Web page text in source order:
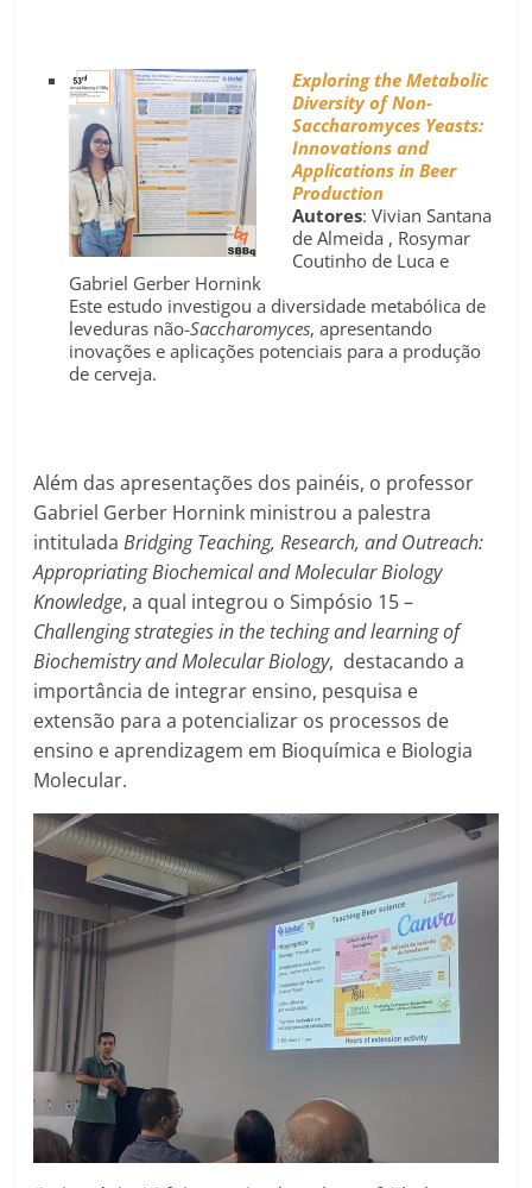
Exploring the Metabolic
Diversity of Non-
Saccharomyces Yeasts:
Innovations and
Applications in Beer
Production
Autores: Vivian Santana
de Almeida , Rosymar
Coutinho de Luca e
Gabriel Gerber Hornink
Este estudo investigou a diversidade metabólica de
leveduras não-Saccharomyces, apresentando
inovações e aplicações potenciais para a produção
de cerveja.
Além das apresentações dos painéis, o professor
Gabriel Gerber Hornink ministrou a palestra
intituladaBridging Teaching, Research, and Outreach:
Appropriating Biochemical and Molecular Biology
Knowledge, a qual integrou o Simpósio 15 –
Challenging strategies in the teching and learning of
Biochemistry and Molecular Biology, destacando a
importância de integrar ensino, pesquisa e
extensão para a potencializar os processos de
ensino e aprendizagem em Bioquímica e Biologia
Molecular.